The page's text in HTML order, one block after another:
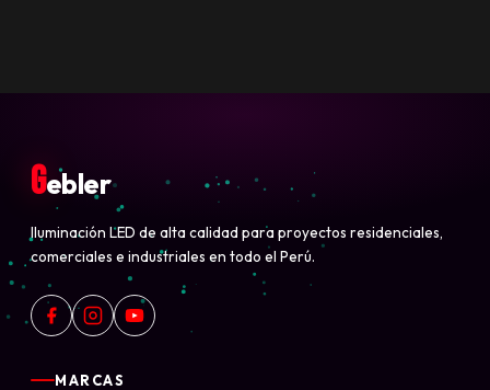
Gebler
Iluminación LED de alta calidad para proyectos residenciales,
comerciales e industriales en todo el Perú.
MARCAS